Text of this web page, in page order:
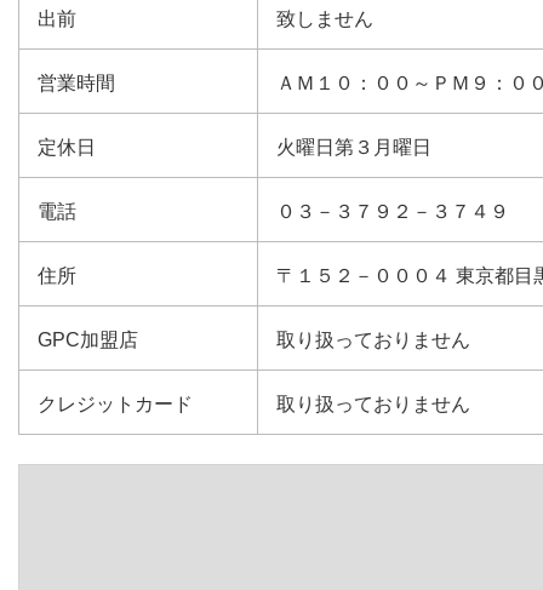
出前 致しません
営業時間 ＡＭ１０：００～ＰＭ９：０
定休日 火曜日第３月曜日
電話 ０３－３７９２－３７４９
住所 〒１５２－０００４ 東京都
GPC加盟店 取り扱っておりません
クレジットカード 取り扱っておりません